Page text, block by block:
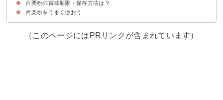
片栗粉と小麦粉の違い
片栗粉とコンスターチの違い
小麦アレルギーの場合は片栗粉・コーンスターチで代用がおすすめ
片栗粉の賞味期限・保存方法は？
片栗粉の賞味期限の目安
片栗粉は冷凍庫で保存するのがおすすめ
片栗粉をうまく使おう
（このページにはPRリンクが含まれています）